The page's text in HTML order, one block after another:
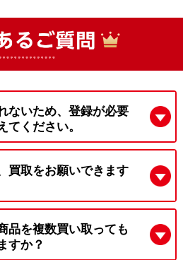
ないため、登録が必要
てください。
買取をお願いできます
品を複数買い取っても
すか？